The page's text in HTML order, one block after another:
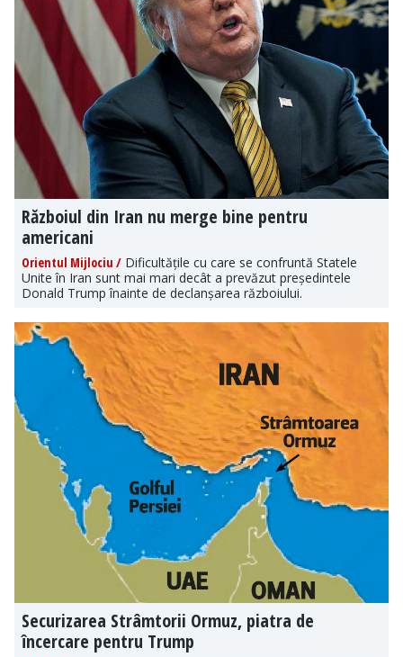
Războiul din Iran nu merge bine pentru
americani
Orientul Mijlociu / Dificultățile cu care se confruntă Statele
Unite în Iran sunt mai mari decât a prevăzut președintele
Donald Trump înainte de declanșarea războiului.
Securizarea Strâmtorii Ormuz, piatra de
încercare pentru Trump